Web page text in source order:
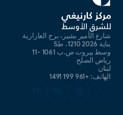
شارع الأمير بشير، برج العازارية
بناية 2026 1210، ط5
وسط بيروت ص.ب 1061 -11
رياض الصلح
لبنان
الهاتف: +961 199 1491